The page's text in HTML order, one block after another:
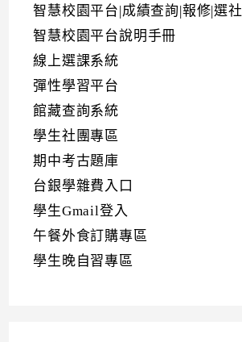
智慧校園平台|成績查詢|報修|選社
智慧校園平台說明手冊
線上選課系統
彈性學習平台
館藏查詢系統
學生社團專區
期中考古題庫
台銀學雜費入口
學生Gmail登入
午餐外食訂購專區
學生晚自習專區